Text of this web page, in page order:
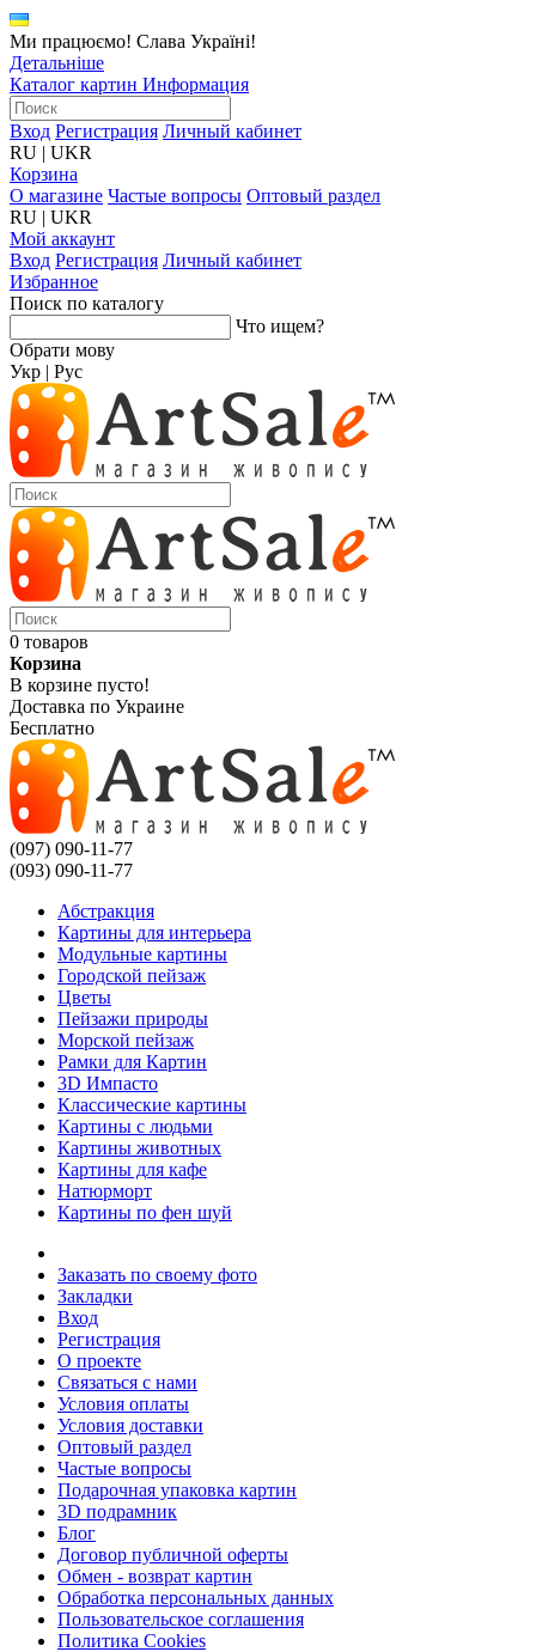
Ми працюємо! Слава Україні!
Детальніше
Каталог картин Информация
Вход Регистрация Личный кабинет
RU | UKR
Корзина
О магазине Частые вопросы Оптовый раздел
RU | UKR
Мой аккаунт
Вход Регистрация Личный кабинет
Избранное
Поиск по каталогу
Что ищем?
Обрати мову
Укр | Рус
0 товаров
Корзина
В корзине пусто!
Доставка по Украине
Бесплатно
(097) 090-11-77
(093) 090-11-77
Абстракция
Картины для интерьера
Модульные картины
Городской пейзаж
Цветы
Пейзажи природы
Морской пейзаж
Рамки для Картин
3D Импасто
Классические картины
Картины с людьми
Картины животных
Картины для кафе
Натюрморт
Картины по фен шуй
Заказать по своему фото
Закладки
Вход
Регистрация
О проекте
Связаться с нами
Условия оплаты
Условия доставки
Оптовый раздел
Частые вопросы
Подарочная упаковка картин
3D подрамник
Блог
Договор публичной оферты
Обмен - возврат картин
Обработка персональных данных
Пользовательское соглашения
Политика Cookies